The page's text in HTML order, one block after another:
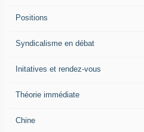
Positions
Syndicalisme en débat
Initatives et rendez-vous
Théorie immédiate
Chine